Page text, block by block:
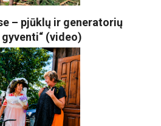
– pjūklų ir generatorių
(video)